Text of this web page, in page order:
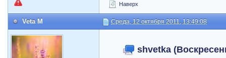
Наверх
Veta M Среда, 12 октября 2011, 13:49:08
shvetka